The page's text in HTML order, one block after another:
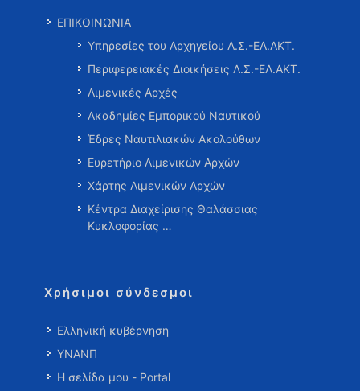
ΕΠΙΚΟΙΝΩΝΙΑ
Υπηρεσίες του Αρχηγείου Λ.Σ.-ΕΛ.ΑΚΤ.
Περιφερειακές Διοικήσεις Λ.Σ.-ΕΛ.ΑΚΤ.
Λιμενικές Αρχές
Ακαδημίες Εμπορικού Ναυτικού
Έδρες Ναυτιλιακών Ακολούθων
Ευρετήριο Λιμενικών Αρχών
Χάρτης Λιμενικών Αρχών
Κέντρα Διαχείρισης Θαλάσσιας
Κυκλοφορίας …
Χρήσιμοι σύνδεσμοι
Ελληνική κυβέρνηση
ΥΝΑΝΠ
Η σελίδα μου - Portal